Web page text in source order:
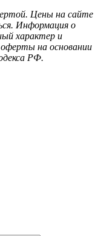
Цены на сайте
Информация о
характер и
оферты на основании
РФ.